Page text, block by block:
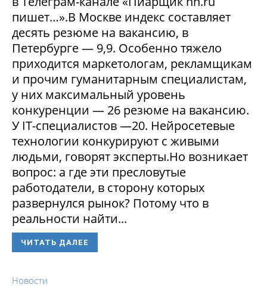
пишет…».В Москве индекс составляет
десять резюме на вакансию, в
Петербурге — 9,9. Особенно тяжело
приходится маркетологам, рекламщикам
и прочим гуманитарным специалистам,
у них максимальный уровень
конкуренции — 26 резюме на вакансию.
У IT-специалистов —20. Нейросетевые
технологии конкурируют с живыми
людьми, говорят эксперты.Но возникает
вопрос: а где эти пресловутые
работодатели, в сторону которых
развернулся рынок? Потому что в
реальности найти...
ЧИТАТЬ ДАЛЕЕ
Новости